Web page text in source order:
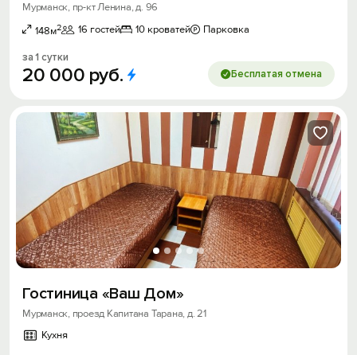
Мурманск, пр-кт Ленина, д. 96
148м2 16 гостей 10 кроватей Парковка
за 1 сутки
20 000 руб. Бесплатая отмена
Гостиница «Ваш Дом»
Мурманск, проезд Капитана Тарана, д. 21
Кухня